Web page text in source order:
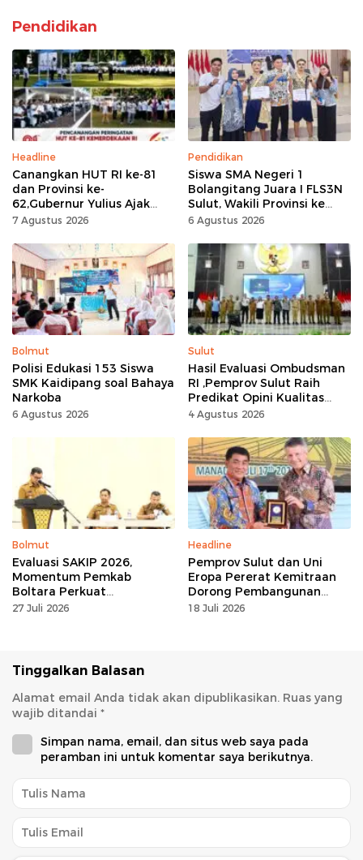
Pendidikan
Headline
Canangkan HUT RI ke-81
dan Provinsi ke-
62,Gubernur Yulius Ajak
Seluruh Masyarakat
Kemerdekaan Momentum
Kerja Keras
7 Agustus 2026
Pendidikan
Siswa SMA Negeri 1
Bolangitang Juara I FLS3N
Sulut, Wakili Provinsi ke
Tingkat Nasional
6 Agustus 2026
Bolmut
Polisi Edukasi 153 Siswa
SMK Kaidipang soal Bahaya
Narkoba
6 Agustus 2026
Sulut
Hasil Evaluasi Ombudsman
RI ,Pemprov Sulut Raih
Predikat Opini Kualitas
Tinggi Tanpa
4 Agustus 2026
Bolmut
Evaluasi SAKIP 2026,
Momentum Pemkab
Boltara Perkuat
Akuntabilitas dan Kinerja
27 Juli 2026
Headline
Pemprov Sulut dan Uni
Eropa Pererat Kemitraan
Dorong Pembangunan
Berkelanjutan
18 Juli 2026
Tinggalkan Balasan
Alamat email Anda tidak akan dipublikasikan. Ruas yang
wajib ditandai *
Simpan nama, email, dan situs web saya pada
peramban ini untuk komentar saya berikutnya.